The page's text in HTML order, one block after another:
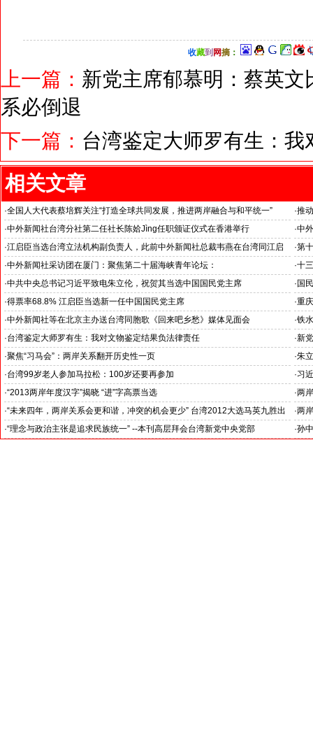
收藏到 网摘：
上一篇： 新党主席郁慕明：蔡英
系必倒退
下一篇： 台湾鉴定大师罗有生：
相关文章
·全国人大代表蔡培辉关注“打造全球共同发展，推进两岸融合与和平统一” ·推
聚
·中外新闻社台湾分社第二任社长陈姶Jìng任职颁证仪式在香港举行 ·中
鸠山
·江启臣当选台湾立法机构副负责人，此前中外新闻社总裁韦燕在台湾同江启
臣会面
·第
·中外新闻社采访团在厦门：聚焦第二十届海峡青年论坛： ·十
·中共中央总书记习近平致电朱立伦，祝贺其当选中国国民党主席 · 国
·得票率68.8% 江启臣当选新一任中国国民党主席 ·重
·中外新闻社等在北京主办送台湾同胞歌《回来吧乡愁》媒体见面会 ·铁
·台湾鉴定大师罗有生：我对文物鉴定结果负法律责任 ·新
·聚焦“习马会”：两岸关系翻开历史性一页 ·朱
·台湾99岁老人参加马拉松：100岁还要再参加 ·习
·“2013两岸年度汉字”揭晓 “进”字高票当选 ·两
团
·“未来四年，两岸关系会更和谐，冲突的机会更少” 台湾2012大选马英九胜出
发表感言 中外新闻社第一时间向马英九竞选总部发来贺电
·两
表
·“理念与政治主张是追求民族统一” --本刊高层拜会台湾新党中央党部 ·孙